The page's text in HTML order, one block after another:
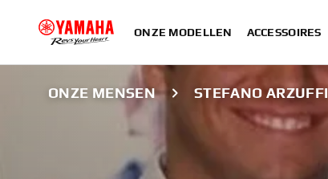
ONZE MODELLEN ACCESSOIRES
ONZE MENSEN STEFANO ARZUFFI